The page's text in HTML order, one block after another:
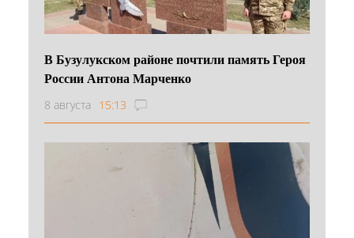
В Бузулукском районе почтили память Героя
России Антона Марченко
8 августа 15:13